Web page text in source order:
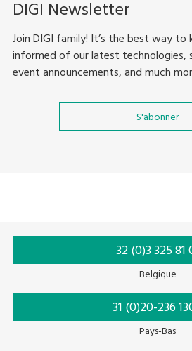
DIGI Newsletter
Join DIGI family! It’s the best way to
informed of our latest technologies,
event announcements, and much
S'abonner
32 (0)3 325 81
Belgique
31 (0)20-236
Pays-Bas